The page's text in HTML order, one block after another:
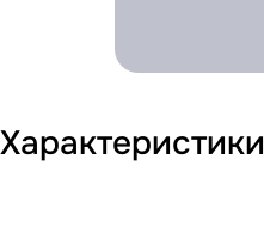
Характеристики